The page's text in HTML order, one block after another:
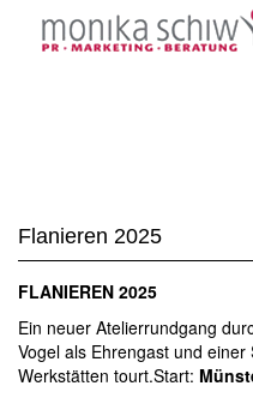
Flanieren 2025
FLANIEREN 2025
Ein neuer Atelierrundgang
Vogel als Ehrengast und
Werkstätten tourt.Start: